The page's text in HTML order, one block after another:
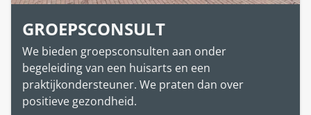
GROEPSCONSULT
We bieden groepsconsulten aan onder
begeleiding van een huisarts en een
praktijkondersteuner. We praten dan over
positieve gezondheid.